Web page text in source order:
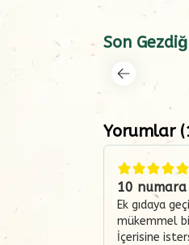
Son
Yorumlar(
10 numara
Ek gıdaya
mükemmel
İçerisine